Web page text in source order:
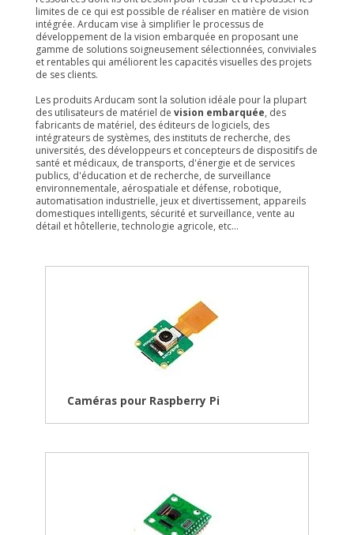
limites de ce qui est possible de réaliser en matière de vision
intégrée. Arducam vise à simplifier le processus de
développement de la vision embarquée en proposant une
gamme de solutions soigneusement sélectionnées, conviviales
et rentables qui améliorent les capacités visuelles des projets
de ses clients.
Les produits Arducam sont la solution idéale pour la plupart
des utilisateurs de matériel de vision embarquée, des
fabricants de matériel, des éditeurs de logiciels, des
intégrateurs de systèmes, des instituts de recherche, des
universités, des développeurs et concepteurs de dispositifs de
santé et médicaux, de transports, d'énergie et de services
publics, d'éducation et de recherche, de surveillance
environnementale, aérospatiale et défense, robotique,
automatisation industrielle, jeux et divertissement, appareils
domestiques intelligents, sécurité et surveillance, vente au
détail et hôtellerie, technologie agricole, etc...
Caméras pour Raspberry Pi